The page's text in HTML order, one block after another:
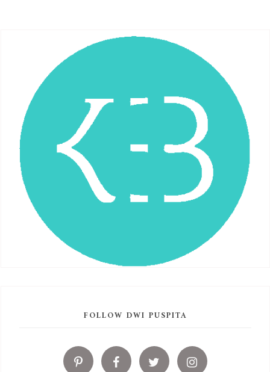
FOLLOW DWI PUSPITA